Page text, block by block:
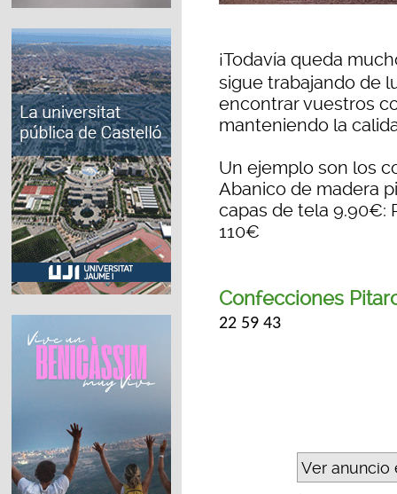
¡Todavía queda
sigue trabajando de
encontrar vuestros
manteniendo la
Un ejemplo son los
Abanico de madera
capas de tela 9.90€:
110€
Confecciones
22 59 43
Ver anuncio